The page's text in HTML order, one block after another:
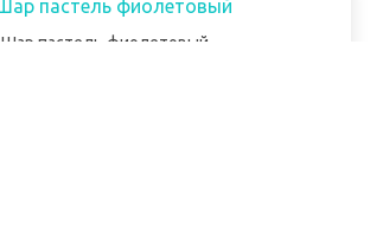
Шар пастель фиолетовый